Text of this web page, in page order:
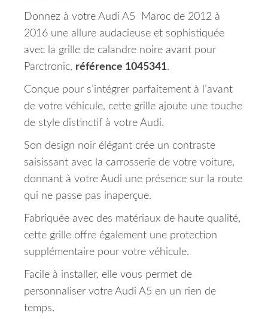
Donnez à votre Audi A5 Maroc de 2012 à
2016 une allure audacieuse et sophistiquée
avec la grille de calandre noire avant pour
Parctronic, référence 1045341.
Conçue pour s’intégrer parfaitement à l’avant
de votre véhicule, cette grille ajoute une touche
de style distinctif à votre Audi.
Son design noir élégant crée un contraste
saisissant avec la carrosserie de votre voiture,
donnant à votre Audi une présence sur la route
qui ne passe pas inaperçue.
Fabriquée avec des matériaux de haute qualité,
cette grille offre également une protection
supplémentaire pour votre véhicule.
Facile à installer, elle vous permet de
personnaliser votre Audi A5 en un rien de
temps.